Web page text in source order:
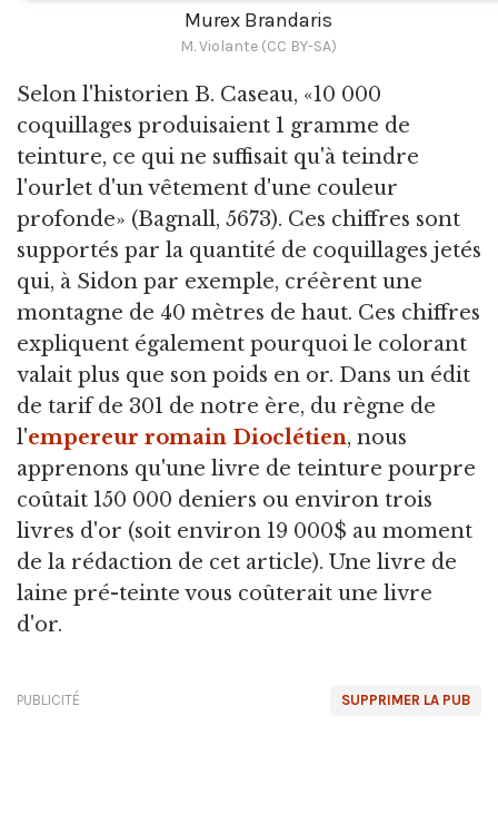
Murex Brandaris
M. Violante (CC BY-SA)
Selon l'historien B. Caseau, «10 000
coquillages produisaient 1 gramme de
teinture, ce qui ne suffisait qu'à teindre
l'ourlet d'un vêtement d'une couleur
profonde» (Bagnall, 5673). Ces chiffres sont
supportés par la quantité de coquillages jetés
qui, à Sidon par exemple, créèrent une
montagne de 40 mètres de haut. Ces chiffres
expliquent également pourquoi le colorant
valait plus que son poids en or. Dans un édit
de tarif de 301 de notre ère, du règne de
l'empereur romain Dioclétien, nous
apprenons qu'une livre de teinture pourpre
coûtait 150 000 deniers ou environ trois
livres d'or (soit environ 19 000$ au moment
de la rédaction de cet article). Une livre de
laine pré-teinte vous coûterait une livre
d'or.
SUPPRIMER LA PUB
PUBLICITÉ